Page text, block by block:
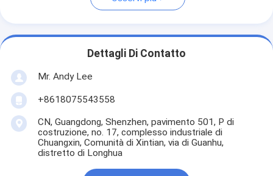
Dettagli Di Contatto
Mr. Andy Lee
+8618075543558
CN, Guangdong, Shenzhen, pavimento 501, P di
costruzione, no. 17, complesso industriale di
Chuangxin, Comunità di Xintian, via di Guanhu,
distretto di Longhua